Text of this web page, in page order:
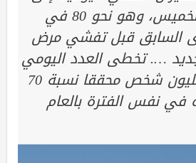
13059 رحلة يوم الخميس، وهو نحو 80 في
السابق قبل تفشي مرض
…. تخطى العدد اليومي
للمسافرين 1.27 مليون شخص محققا نسبة 70
في نفس الفترة بالعام